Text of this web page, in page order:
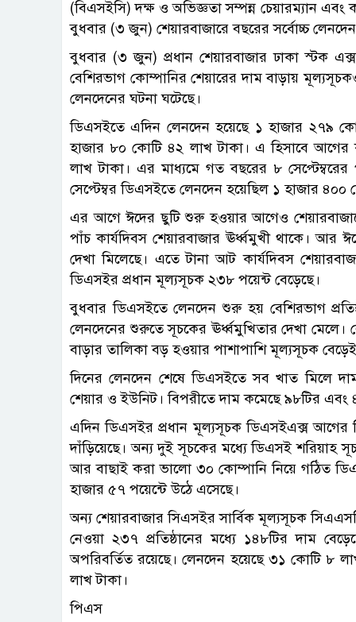
(বিএসইসি) দক্ষ ও অভিজ্ঞতা সম্পন্ন চেয়ারম্যান
বুধবার (৩ জুন) শেয়ারবাজারে বছরের সর্বোচ্চ
বুধবার (৩ জুন) প্রধান শেয়ারবাজার ঢাকা স্টক
বেশিরভাগ কোম্পানির শেয়ারের দাম বাড়ায়
লেনদেনের ঘটনা ঘটেছে।
ডিএসইতে এদিন লেনদেন হয়েছে ১ হাজার ২৭৯
হাজার ৮০ কোটি ৪২ লাখ টাকা। এ হিসাবে আগের
লাখ টাকা। এর মাধ্যমে গত বছরের ৮
সেপ্টেম্বর ডিএসইতে লেনদেন হয়েছিল ১ হাজার ৪০০
এর আগে ঈদের ছুটি শুরু হওয়ার আগেও
পাঁচ কার্যদিবস শেয়ারবাজার ঊর্ধ্বমুখী থাকে। আর
দেখা মিলেছে। এতে টানা আট কার্যদিবস
ডিএসইর প্রধান মূল্যসূচক ২৩৮ পয়েন্ট বেড়েছে।
বুধবার ডিএসইতে লেনদেন শুরু হয় বেশিরভাগ
লেনদেনের শুরুতে সূচকের ঊর্ধ্বমুখিতার দেখা মেলে।
বাড়ার তালিকা বড় হওয়ার পাশাপাশি মূল্যসূচক
দিনের লেনদেন শেষে ডিএসইতে সব খাত মিলে দাম
শেয়ার ও ইউনিট। বিপরীতে দাম কমেছে ৯৮টির এবং
এদিন ডিএসইর প্রধান মূল্যসূচক ডিএসইএক্স আগের
দাঁড়িয়েছে। অন্য দুই সূচকের মধ্যে ডিএসই শরিয়াহ
আর বাছাই করা ভালো ৩০ কোম্পানি নিয়ে গঠিত
হাজার ৫৭ পয়েন্টে উঠে এসেছে।
অন্য শেয়ারবাজার সিএসইর সার্বিক মূল্যসূচক
নেওয়া ২৩৭ প্রতিষ্ঠানের মধ্যে ১৪৮টির দাম
অপরিবর্তিত রয়েছে। লেনদেন হয়েছে ৩১ কোটি ৮
লাখ টাকা।
পিএস